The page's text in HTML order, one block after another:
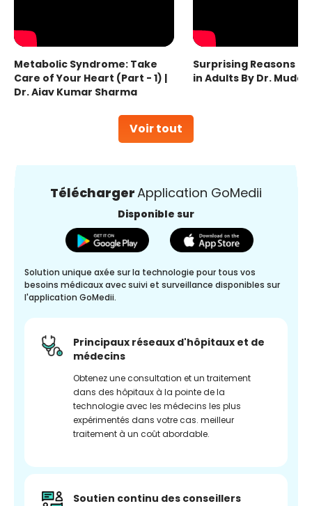
Voir tout
Metabolic Syndrome: Take
Care of Your Heart (Part - 1) |
Dr. Ajay Kumar Sharma
Surprising Reasons
in Adults By Dr.
TéléchargerApplication GoMedii
Disponible sur
Solution unique axée sur la technologie pour tous vos
besoins médicaux avec suivi et surveillance disponibles sur
l'application GoMedii.
Principaux réseaux d'hôpitaux et de
médecins
Obtenez une consultation et un traitement
dans des hôpitaux à la pointe de la
technologie avec les médecins les plus
expérimentés dans votre cas. meilleur
traitement à un coût abordable.
Soutien continu des conseillers